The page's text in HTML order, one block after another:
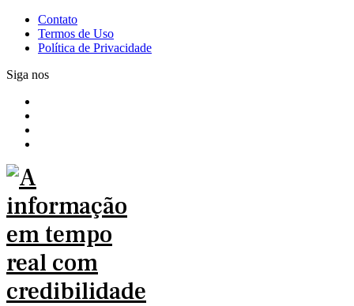
Contato
Termos de Uso
Política de Privacidade
Siga nos